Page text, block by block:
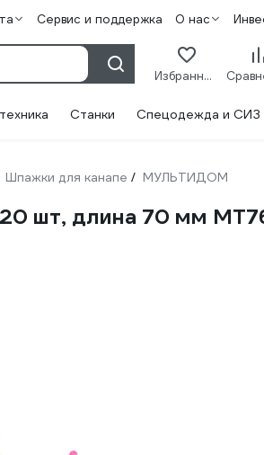
Сервис и поддержка О нас
Избранное
Станки Спецодежда и СИЗ
Шпажки для канапе / МУЛЬТИДОМ
шт, длина 70 мм